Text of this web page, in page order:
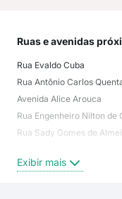
Ruas e avenidas
Rua Evaldo Cuba
Rua Antônio Carlos
Avenida Alice Arouca
Rua Engenheiro Nilton de
Rua Sady Gomes de
Alameda das Algas
Exibir mais